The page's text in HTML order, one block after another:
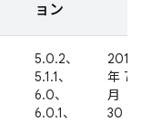
ョン
5.0.2、
5.1.1、
6.0、
6.0.1、
2016
年 7
月
30